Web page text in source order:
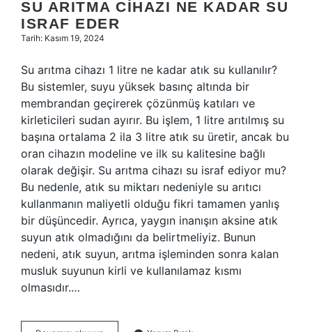
SU ARITMA CIHAZI NE KADAR SU
ISRAF EDER
Tarih: Kasım 19, 2024
Su arıtma cihazı 1 litre ne kadar atık su kullanılır?
Bu sistemler, suyu yüksek basınç altında bir
membrandan geçirerek çözünmüş katıları ve
kirleticileri sudan ayırır. Bu işlem, 1 litre arıtılmış su
başına ortalama 2 ila 3 litre atık su üretir, ancak bu
oran cihazın modeline ve ilk su kalitesine bağlı
olarak değişir. Su arıtma cihazı su israf ediyor mu?
Bu nedenle, atık su miktarı nedeniyle su arıtıcı
kullanmanın maliyetli olduğu fikri tamamen yanlış
bir düşüncedir. Ayrıca, yaygın inanışın aksine atık
suyun atık olmadığını da belirtmeliyiz. Bunun
nedeni, atık suyun, arıtma işleminden sonra kalan
musluk suyunun kirli ve kullanılamaz kısmı
olmasıdır.…